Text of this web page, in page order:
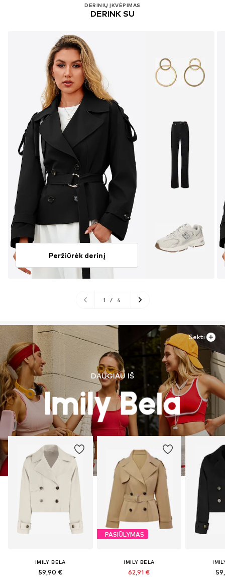
DERINIŲ ĮKVĖPIMAS
DERINK SU
Peržiūrėk derinį
1 / 4
DAUGIAU IŠ
IMILY BELA
59,90 €
PASIŪLYMAS
IMILY BELA
62,91 €
Sekti